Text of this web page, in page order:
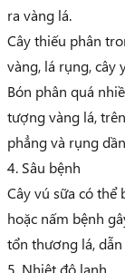
ra vàng lá.
Cây thiếu phân
vàng, lá rụng, cây
Bón phân quá
tượng vàng lá,
phẳng và rụng
4. Sâu bệnh
Cây vú sữa có
hoặc nấm bệnh
tổn thương lá,
5. Nhiệt độ lạnh